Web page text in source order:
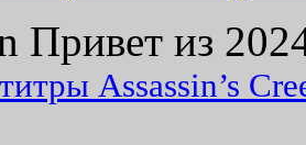
Привет из
Assassin’s